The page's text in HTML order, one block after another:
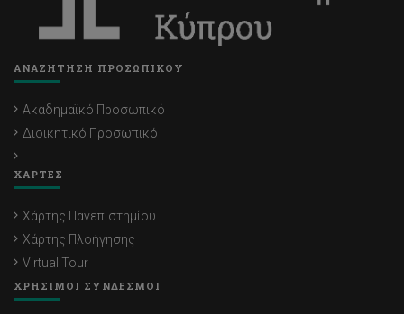
ΑΝΑΖΗΤΗΣΗ ΠΡΟΣΩΠΙΚΟΥ
Ακαδημαϊκό Προσωπικό
Διοικητικό Προσωπικό
ΧΑΡΤΕΣ
Χάρτης Πανεπιστημίου
Χάρτης Πλοήγησης
Virtual Tour
ΧΡΗΣΙΜΟΙ ΣΥΝΔΕΣΜΟΙ